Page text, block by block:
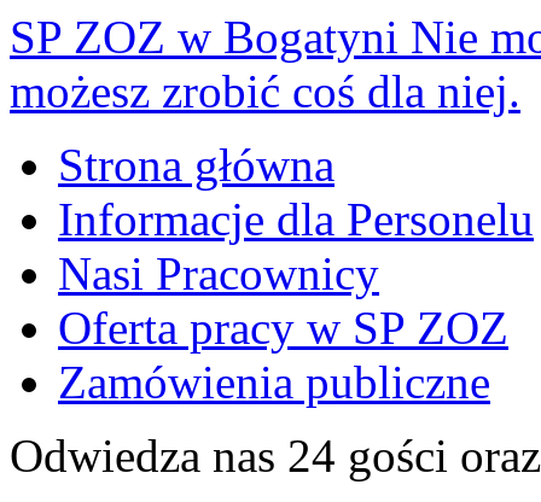
SP ZOZ w Bogatyni Nie
możesz zrobić coś dla niej.
Strona główna
Informacje dla Personelu
Nasi Pracownicy
Oferta pracy w SP ZOZ
Zamówienia publiczne
Odwiedza nas 24 gości